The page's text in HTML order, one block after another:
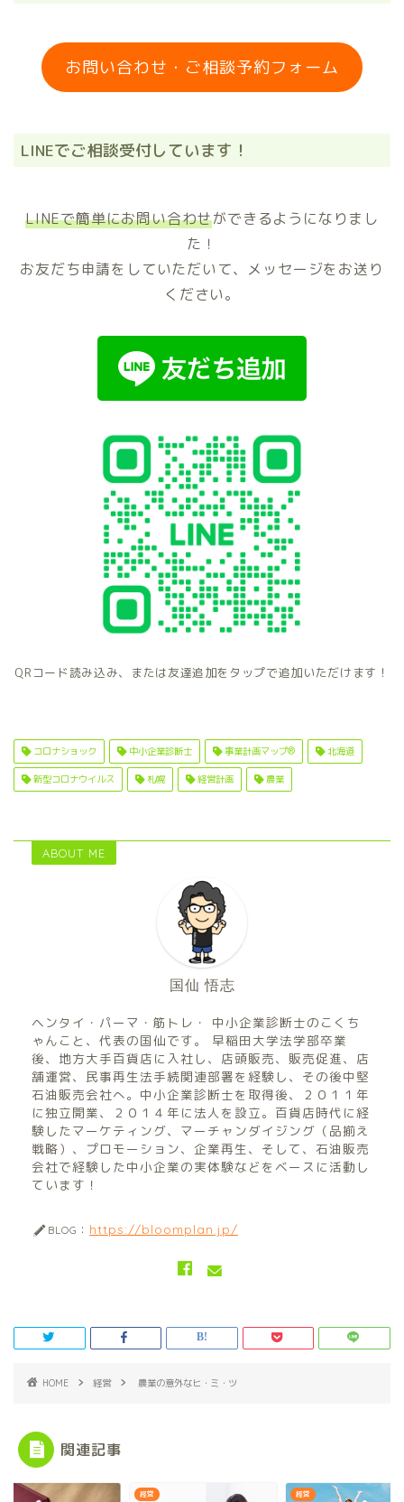
お問い合わせ・ご相談予約フォーム
LINEでご相談受付しています！
LINEで簡単にお問い合わせができるようになりまし
た！
お友だち申請をしていただいて、メッセージをお送り
ください。
QRコード読み込み、または友達追加をタップで追加いただけます！
コロナショック 中小企業診断士 事業計画マップ® 北海道
新型コロナウイルス 札幌 経営計画 農業
ABOUT ME
国仙 悟志
ヘンタイ・パーマ・筋トレ・ 中小企業診断士のこくち
ゃんこと、代表の国仙です。 早稲田大学法学部卒業
後、地方大手百貨店に入社し、店頭販売、販売促進、店
舗運営、民事再生法手続関連部署を経験し、その後中堅
石油販売会社へ。中小企業診断士を取得後、２０１１年
に独立開業、２０１４年に法人を設立。百貨店時代に経
験したマーケティング、マーチャンダイジング（品揃え
戦略）、プロモーション、企業再生、そして、石油販売
会社で経験した中小企業の実体験などをベースに活動し
ています！
BLOG： https://bloomplan.jp/
HOME 経営 農業の意外なヒ・ミ・ツ
関連記事
経営 経営